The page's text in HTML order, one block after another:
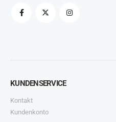
KUNDENSERVICE
Kontakt
Kundenkonto